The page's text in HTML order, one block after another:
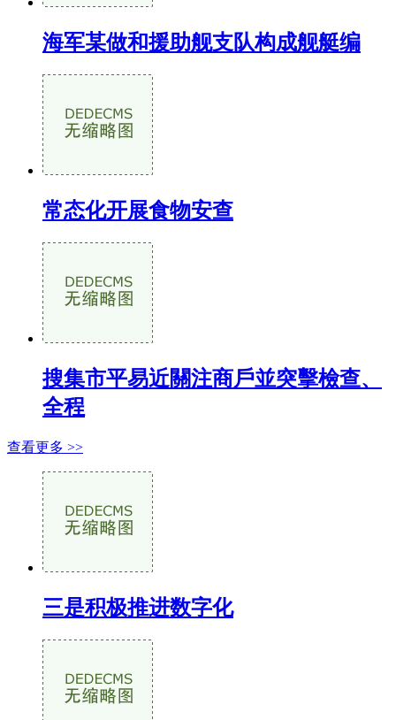
海军某做和援助舰支队构成舰艇编
常态化开展食物安查
搜集市平易近關注商戶並突擊檢查、
全程
查看更多 >>
三是积极推进数字化